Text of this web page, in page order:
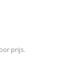
prijs.